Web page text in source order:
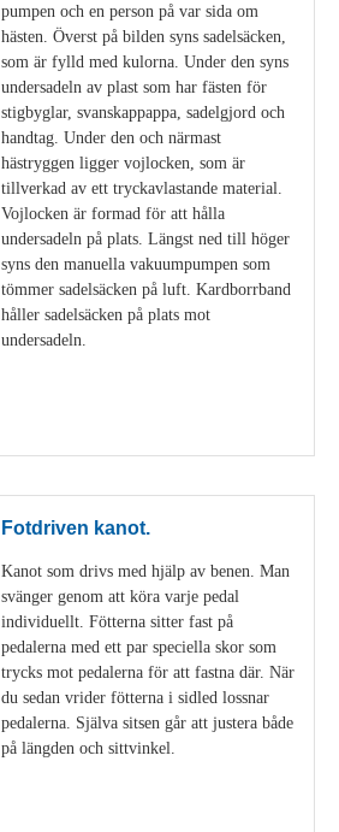
pumpen och en person på var sida om
hästen. Överst på bilden syns sadelsäcken,
som är fylld med kulorna. Under den syns
undersadeln av plast som har fästen för
stigbyglar, svanskappappa, sadelgjord och
handtag. Under den och närmast
hästryggen ligger vojlocken, som är
tillverkad av ett tryckavlastande material.
Vojlocken är formad för att hålla
undersadeln på plats. Längst ned till höger
syns den manuella vakuumpumpen som
tömmer sadelsäcken på luft. Kardborrband
håller sadelsäcken på plats mot
undersadeln.
Fotdriven kanot.
Kanot som drivs med hjälp av benen. Man
svänger genom att köra varje pedal
individuellt. Fötterna sitter fast på
pedalerna med ett par speciella skor som
trycks mot pedalerna för att fastna där. När
du sedan vrider fötterna i sidled lossnar
pedalerna. Själva sitsen går att justera både
på längden och sittvinkel.